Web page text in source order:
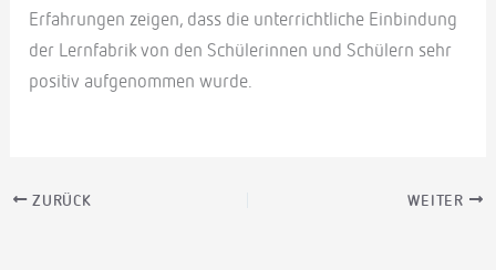
Erfahrungen zeigen, dass die unterrichtliche Einbindung
der Lernfabrik von den Schülerinnen und Schülern sehr
positiv aufgenommen wurde.
ZURÜCK WEITER